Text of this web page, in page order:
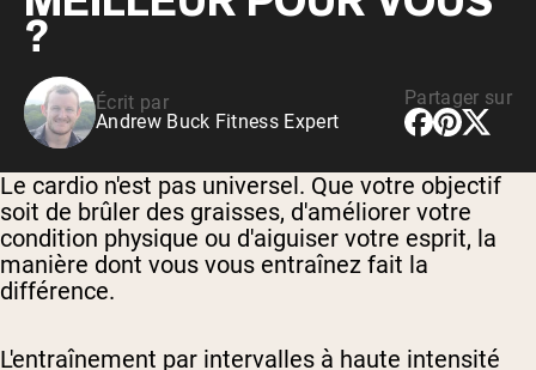
?
Écrit par
Andrew Buck Fitness Expert
Partager sur
Le cardio n'est pas universel. Que votre objectif
soit de brûler des graisses, d'améliorer votre
condition physique ou d'aiguiser votre esprit, la
manière dont vous vous entraînez fait la
différence.
L'entraînement par intervalles à haute intensité